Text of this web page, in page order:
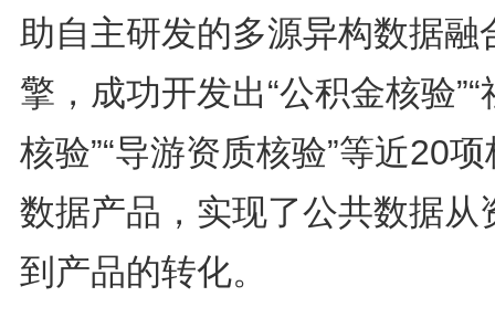
助自主研发的多源异构数据融
擎，成功开发出“公积金核验”“
核验”“导游资质核验”等近20
数据产品，实现了公共数据从
到产品的转化。